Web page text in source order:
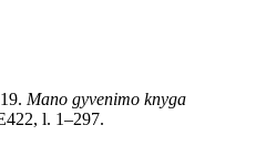
Mano gyvenimo knyga
l. 1–297.